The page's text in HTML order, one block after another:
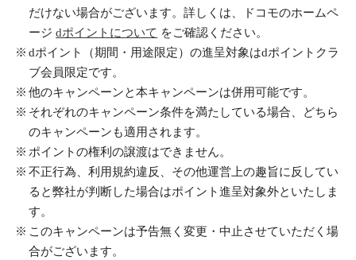
だけない場合がございます。詳しくは、ドコモのホームペ
ージdポイントについて をご確認ください。
dポイント（期間・用途限定）の進呈対象はdポイントクラ
ブ会員限定です。
他のキャンペーンと本キャンペーンは併用可能です。
それぞれのキャンペーン条件を満たしている場合、どちら
のキャンペーンも適用されます。
ポイントの権利の譲渡はできません。
不正行為、利用規約違反、その他運営上の趣旨に反してい
ると弊社が判断した場合はポイント進呈対象外といたしま
す。
このキャンペーンは予告無く変更・中止させていただく場
合がございます。